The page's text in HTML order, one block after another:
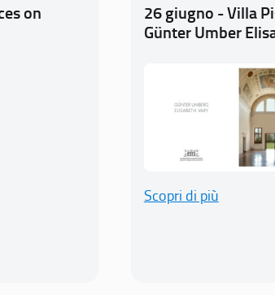
on
26 giugno - Villa
Günter Umber
Scopri di più